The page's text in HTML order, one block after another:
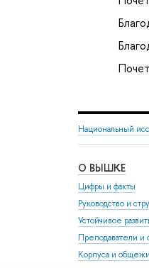
Национальный
О ВЫШКЕ
Цифры и факты
Руководство и
Устойчивое
Преподаватели и
Корпуса и